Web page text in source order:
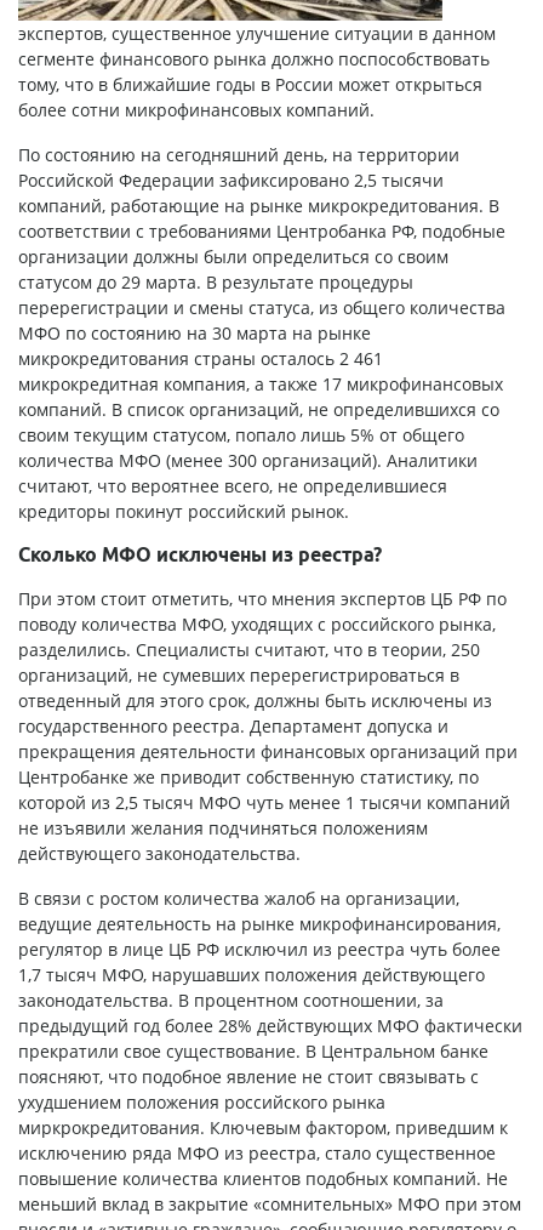
экспертов, существенное улучшение ситуации в данном
сегменте финансового рынка должно поспособствовать
тому, что в ближайшие годы в России может открыться
более сотни микрофинансовых компаний.
По состоянию на сегодняшний день, на территории
Российской Федерации зафиксировано 2,5 тысячи
компаний, работающие на рынке микрокредитования. В
соответствии с требованиями Центробанка РФ, подобные
организации должны были определиться со своим
статусом до 29 марта. В результате процедуры
перерегистрации и смены статуса, из общего количества
МФО по состоянию на 30 марта на рынке
микрокредитования страны осталось 2 461
микрокредитная компания, а также 17 микрофинансовых
компаний. В список организаций, не определившихся со
своим текущим статусом, попало лишь 5% от общего
количества МФО (менее 300 организаций). Аналитики
считают, что вероятнее всего, не определившиеся
кредиторы покинут российский рынок.
Сколько МФО исключены из реестра?
При этом стоит отметить, что мнения экспертов ЦБ РФ по
поводу количества МФО, уходящих с российского рынка,
разделились. Специалисты считают, что в теории, 250
организаций, не сумевших перерегистрироваться в
отведенный для этого срок, должны быть исключены из
государственного реестра. Департамент допуска и
прекращения деятельности финансовых организаций при
Центробанке же приводит собственную статистику, по
которой из 2,5 тысяч МФО чуть менее 1 тысячи компаний
не изъявили желания подчиняться положениям
действующего законодательства.
В связи с ростом количества жалоб на организации,
ведущие деятельность на рынке микрофинансирования,
регулятор в лице ЦБ РФ исключил из реестра чуть более
1,7 тысяч МФО, нарушавших положения действующего
законодательства. В процентном соотношении, за
предыдущий год более 28% действующих МФО фактически
прекратили свое существование. В Центральном банке
поясняют, что подобное явление не стоит связывать с
ухудшением положения российского рынка
миркрокредитования. Ключевым фактором, приведшим к
исключению ряда МФО из реестра, стало существенное
повышение количества клиентов подобных компаний. Не
меньший вклад в закрытие «сомнительных» МФО при этом